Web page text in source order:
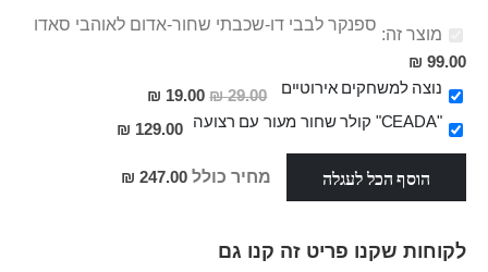
מוצר זה:
ספנקר לבבי דו-שכבתי שחור-אדום לאוהבי סאדו
99.00 ₪
נוצה למשחקים אירוטיים
29.00 ₪
מחיר
מבצע
19.00 ₪
"CEADA" קולר שחור מעור עם רצועה
129.00 ₪
הוסף הכל לעגלה מחיר כולל 247.00 ₪
לקוחות שקנו פריט זה קנו גם